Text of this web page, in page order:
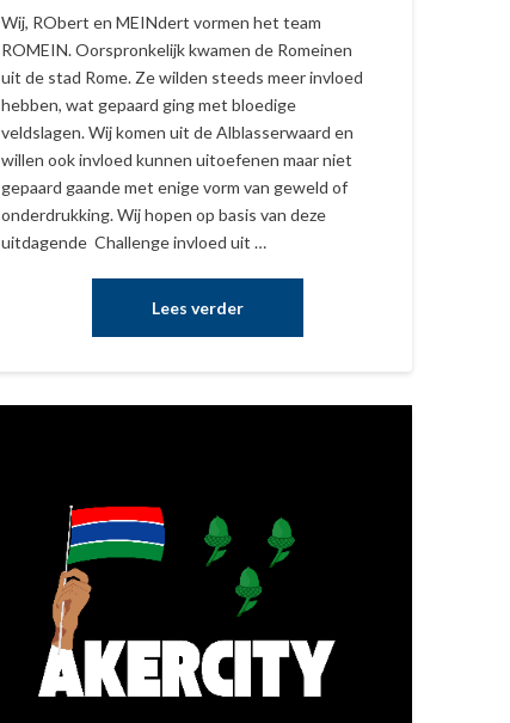
Wij, RObert en MEINdert vormen het team
ROMEIN. Oorspronkelijk kwamen de Romeinen
uit de stad Rome. Ze wilden steeds meer invloed
hebben, wat gepaard ging met bloedige
veldslagen. Wij komen uit de Alblasserwaard en
willen ook invloed kunnen uitoefenen maar niet
gepaard gaande met enige vorm van geweld of
onderdrukking. Wij hopen op basis van deze
uitdagende Challenge invloed uit …